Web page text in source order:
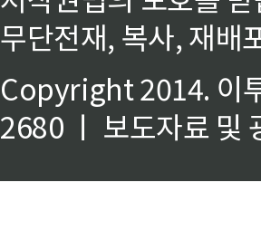
무단전재, 복사, 재배
Copyright 2014. 이
2680 ㅣ 보도자료